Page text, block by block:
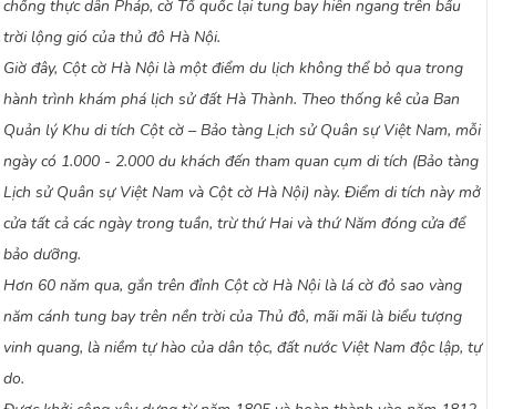
chống thực dân Pháp, cờ Tổ quốc lại tung bay hiên ngang trên bầu
trời lộng gió của thủ đô Hà Nội.
Giờ đây, Cột cờ Hà Nội là một điểm du lịch không thể bỏ qua trong
hành trình khám phá lịch sử đất Hà Thành. Theo thống kê của Ban
Quản lý Khu di tích Cột cờ – Bảo tàng Lịch sử Quân sự Việt Nam, mỗi
ngày có 1.000 - 2.000 du khách đến tham quan cụm di tích (Bảo tàng
Lịch sử Quân sự Việt Nam và Cột cờ Hà Nội) này. Điểm di tích này mở
cửa tất cả các ngày trong tuần, trừ thứ Hai và thứ Năm đóng cửa để
bảo dưỡng.
Hơn 60 năm qua, gắn trên đỉnh Cột cờ Hà Nội là lá cờ đỏ sao vàng
năm cánh tung bay trên nền trời của Thủ đô, mãi mãi là biểu tượng
vinh quang, là niềm tự hào của dân tộc, đất nước Việt Nam độc lập, tự
do.